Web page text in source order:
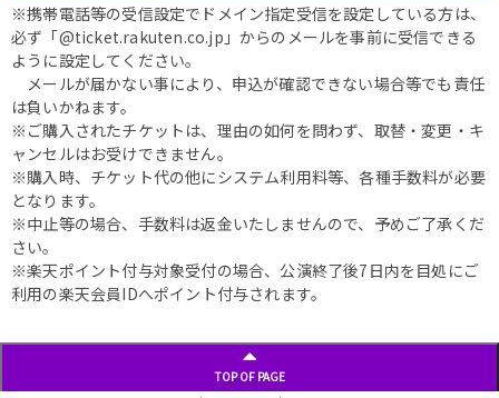
※携帯電話等の受信設定でドメイン指定受信を設定している方は、
必ず「@ticket.rakuten.co.jp」からのメールを事前に受信できる
ように設定してください。
メールが届かない事により、申込が確認できない場合等でも責任
は負いかねます。
※ご購入されたチケットは、理由の如何を問わず、取替・変更・キ
ャンセルはお受けできません。
※購入時、チケット代の他にシステム利用料等、各種手数料が必要
となります。
※中止等の場合、手数料は返金いたしませんので、予めご了承くだ
さい。
※楽天ポイント付与対象受付の場合、公演終了後7日内を目処にご
利用の楽天会員IDへポイント付与されます。
TOP OF PAGE